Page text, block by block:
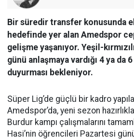
Bir süredir transfer konusunda
hedefinde yer alan Amedspor
gelişme yaşanıyor. Yeşil-
günü anlaşmaya vardığı 4 ya da
duyurması bekleniyor.
Süper Lig’de güçlü bir kadro
Amedspor’da, yeni sezon
Burdur kampı çalışmalarını
Hasi’nin öğrencileri Pazartesi